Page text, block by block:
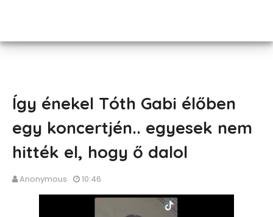
Így énekel Tóth Gabi élőben
egy koncertjén.. egyesek nem
hitték el, hogy ő dalol
Anonymous 10:46